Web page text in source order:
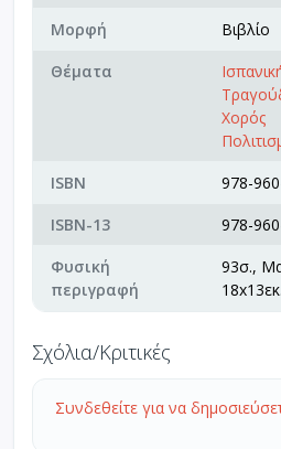
Μορφή
Βιβλίο
Θέματα
Χορός
ISBN
978-
ISBN-13
978-
Φυσική
περιγραφή
93σ.,
18x13εκ.
Σχόλια/Κριτικές
Συνδεθείτε για να